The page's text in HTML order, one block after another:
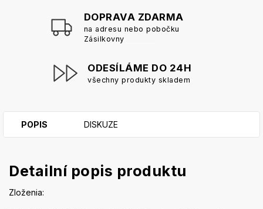
DOPRAVA ZDARMA
na adresu nebo pobočku
Zásilkovny
ODESÍLÁME DO 24H
všechny produkty skladem
POPIS DISKUZE
Detailní popis produktu
Zloženia: